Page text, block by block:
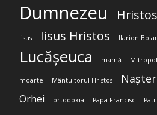
Dumnezeu Hristos
Iisus Iisus Hristos Ilarion
Lucășeuca mamă
moarte Mântuitorul Hristos
Orhei ortodoxia Papa Francisc